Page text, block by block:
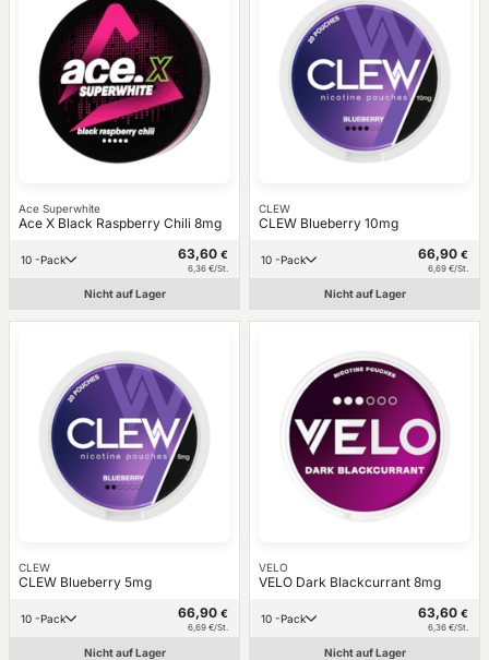
Ace Superwhite
Ace X Black Raspberry Chili 8mg
10 -Pack 63,60 €
6,36 €/St.
Nicht auf Lager
CLEW
CLEW Blueberry 10mg
10 -Pack 66,90 €
6,69 €/St.
Nicht auf Lager
CLEW
CLEW Blueberry 5mg
10 -Pack 66,90 €
6,69 €/St.
Nicht auf Lager
VELO
VELO Dark Blackcurrant 8mg
10 -Pack 63,60 €
6,36 €/St.
Nicht auf Lager